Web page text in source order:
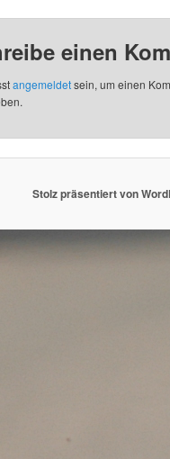
einen
angemeldetsein, um einen
Stolz präsentiert von